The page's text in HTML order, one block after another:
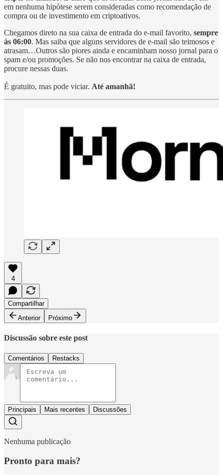
em nenhuma hipótese serem consideradas como recomendação de
compra ou de investimento em criptoativos.
Chegamos direto na sua caixa de entrada do e-mail favorito, sempre
às 06:00. Mas saiba que alguns servidores de e-mail são teimosos e
atrasam…Outros são piores ainda e encaminham nosso jornal para o
spam e/ou promoções. Se não nos encontrar na caixa de entrada,
procure nessas duas.
É gratuito, mas pode viciar. Até amanhã!
4
Compartilhar
Anterior
Próximo
Discussão sobre este post
Comentários Restacks
Principais Mais recentes Discussões
Nenhuma publicação
Pronto para mais?